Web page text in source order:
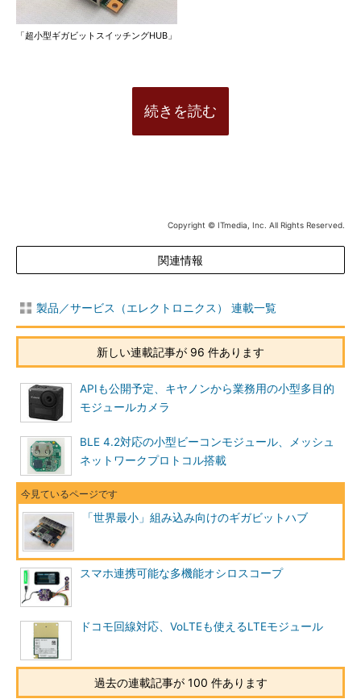
「超小型ギガビットスイッチングHUB」
続きを読む
Copyright © ITmedia, Inc. All Rights Reserved.
関連情報
製品／サービス（エレクトロニクス） 連載一覧
新しい連載記事が 96 件あります
APIも公開予定、キヤノンから業務用の小型多目的
モジュールカメラ
BLE 4.2対応の小型ビーコンモジュール、メッシュ
ネットワークプロトコル搭載
「世界最小」組み込み向けのギガビットハブ
スマホ連携可能な多機能オシロスコープ
ドコモ回線対応、VoLTEも使えるLTEモジュール
過去の連載記事が 100 件あります